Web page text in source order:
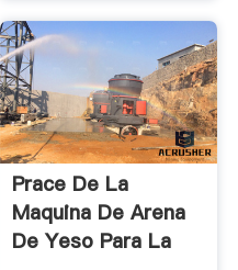
Prace De La
Maquina De Arena
De Yeso Para La